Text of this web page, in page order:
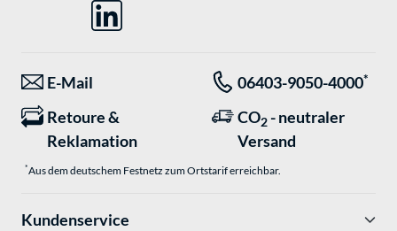
E-Mail 06403-9050-4000*
Retoure &
Reklamation
CO2 - neutraler
Versand
*Aus dem deutschem Festnetz zum Ortstarif erreichbar.
Kundenservice